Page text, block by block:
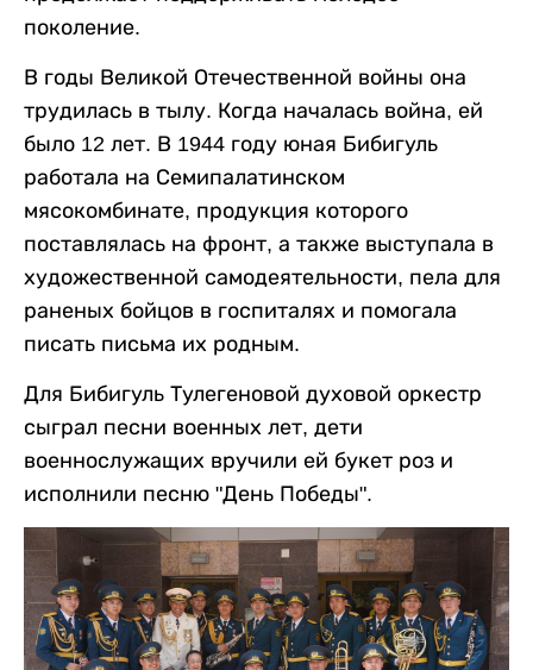
поколение.
В годы Великой Отечественной войны она
трудилась в тылу. Когда началась война, ей
было 12 лет. В 1944 году юная Бибигуль
работала на Семипалатинском
мясокомбинате, продукция которого
поставлялась на фронт, а также выступала в
художественной самодеятельности, пела для
раненых бойцов в госпиталях и помогала
писать письма их родным.
Для Бибигуль Тулегеновой духовой оркестр
сыграл песни военных лет, дети
военнослужащих вручили ей букет роз и
исполнили песню "День Победы".